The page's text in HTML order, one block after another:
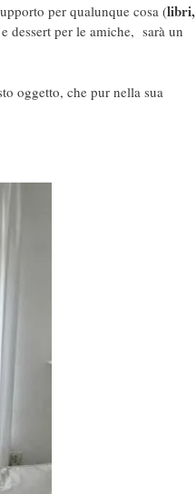
per qualunque cosa (libri,
dessert per le amiche, sarà un
oggetto, che pur nella sua